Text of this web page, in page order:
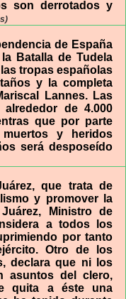
son derrotados y
de España
Batalla de Tudela
tropas españolas
y la completa
Lannes. Las
de 4.000
que por parte
y heridos
será desposeído
que trata de
y promover la
Ministro de
a todos los
por tanto
Otro de los
declara que ni los
asuntos del clero,
quita a éste una